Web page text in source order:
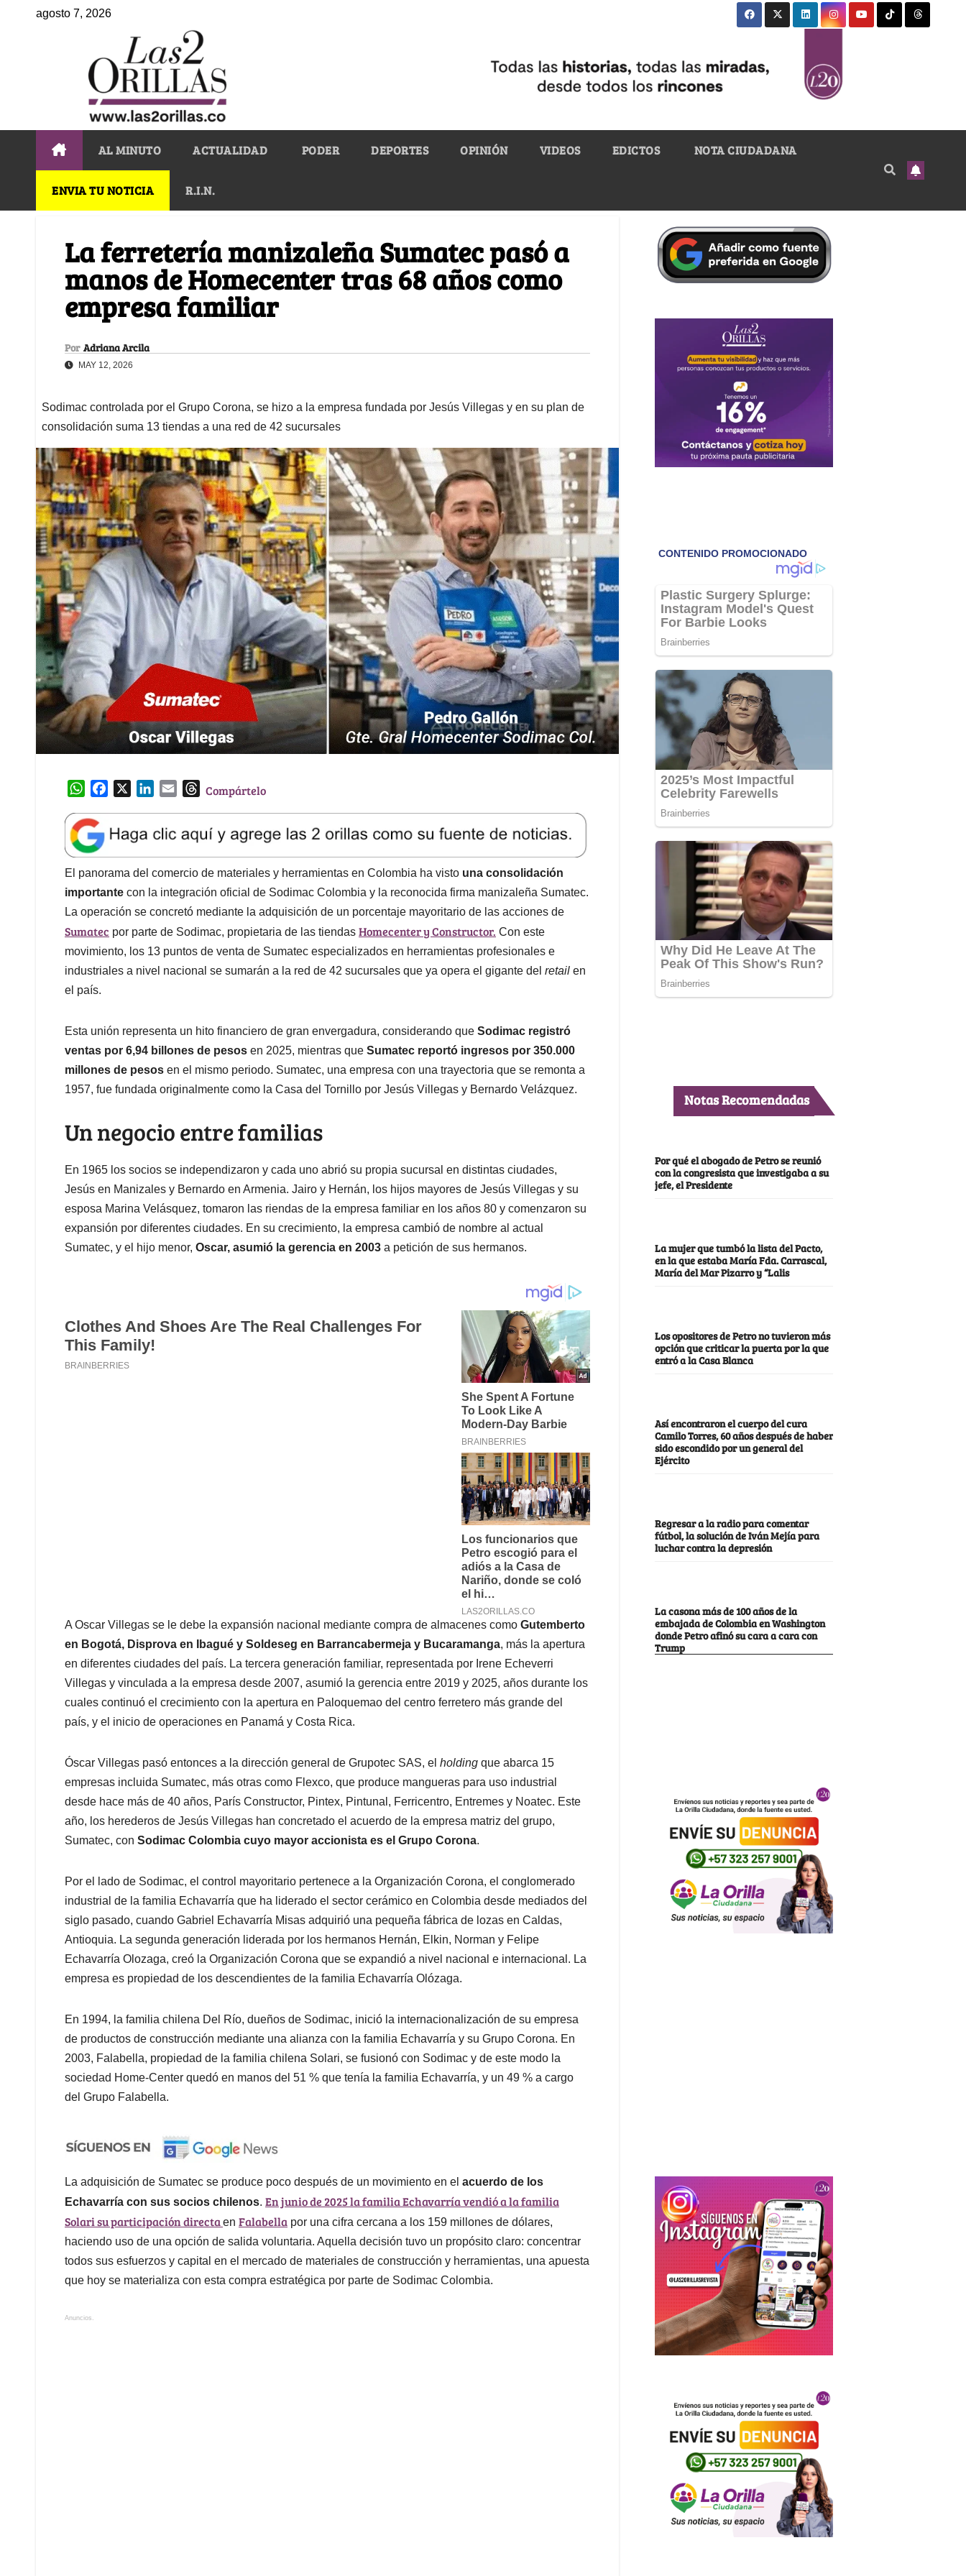
agosto 7, 2026
AL MINUTO ACTUALIDAD PODER DEPORTES OPINIÓN VIDEOS EDICTOS NOTA CIUDADANA
ENVIA TU NOTICIA R.I.N.
La ferretería manizaleña Sumatec pasó a
manos de Homecenter tras 68 años como
empresa familiar
Por Adriana Arcila
MAY 12, 2026
Sodimac controlada por el Grupo Corona, se hizo a la empresa fundada por Jesús Villegas y en su plan de
consolidación suma 13 tiendas a una red de 42 sucursales
W
a
t
s
A
p
p
e
b
o
o
k
k
e
d
I
n
l
T
e
a
d
s
Compártelo
El panorama del comercio de materiales y herramientas en Colombia ha visto una consolidación
importante con la integración oficial de Sodimac Colombia y la reconocida firma manizaleña Sumatec.
La operación se concretó mediante la adquisición de un porcentaje mayoritario de las acciones de
Sumatec por parte de Sodimac, propietaria de las tiendas Homecenter y Constructor. Con este
movimiento, los 13 puntos de venta de Sumatec especializados en herramientas profesionales e
industriales a nivel nacional se sumarán a la red de 42 sucursales que ya opera el gigante del retail en
el país.
Esta unión representa un hito financiero de gran envergadura, considerando que Sodimac registró
ventas por 6,94 billones de pesos en 2025, mientras que Sumatec reportó ingresos por 350.000
millones de pesos en el mismo periodo. Sumatec, una empresa con una trayectoria que se remonta a
1957, fue fundada originalmente como la Casa del Tornillo por Jesús Villegas y Bernardo Velázquez.
Un negocio entre familias
En 1965 los socios se independizaron y cada uno abrió su propia sucursal en distintas ciudades,
Jesús en Manizales y Bernardo en Armenia. Jairo y Hernán, los hijos mayores de Jesús Villegas y su
esposa Marina Velásquez, tomaron las riendas de la empresa familiar en los años 80 y comenzaron su
expansión por diferentes ciudades. En su crecimiento, la empresa cambió de nombre al actual
Sumatec, y el hijo menor, Oscar, asumió la gerencia en 2003 a petición de sus hermanos.
A Oscar Villegas se le debe la expansión nacional mediante compra de almacenes como Gutemberto
en Bogotá, Disprova en Ibagué y Soldeseg en Barrancabermeja y Bucaramanga, más la apertura
en diferentes ciudades del país. La tercera generación familiar, representada por Irene Echeverri
Villegas y vinculada a la empresa desde 2007, asumió la gerencia entre 2019 y 2025, años durante los
cuales continuó el crecimiento con la apertura en Paloquemao del centro ferretero más grande del
país, y el inicio de operaciones en Panamá y Costa Rica.
Óscar Villegas pasó entonces a la dirección general de Grupotec SAS, el holding que abarca 15
empresas incluida Sumatec, más otras como Flexco, que produce mangueras para uso industrial
desde hace más de 40 años, París Constructor, Pintex, Pintunal, Ferricentro, Entremes y Noatec. Este
año, los herederos de Jesús Villegas han concretado el acuerdo de la empresa matriz del grupo,
Sumatec, con Sodimac Colombia cuyo mayor accionista es el Grupo Corona.
Por el lado de Sodimac, el control mayoritario pertenece a la Organización Corona, el conglomerado
industrial de la familia Echavarría que ha liderado el sector cerámico en Colombia desde mediados del
siglo pasado, cuando Gabriel Echavarría Misas adquirió una pequeña fábrica de lozas en Caldas,
Antioquia. La segunda generación liderada por los hermanos Hernán, Elkin, Norman y Felipe
Echavarría Olozaga, creó la Organización Corona que se expandió a nivel nacional e internacional. La
empresa es propiedad de los descendientes de la familia Echavarría Olózaga.
En 1994, la familia chilena Del Río, dueños de Sodimac, inició la internacionalización de su empresa
de productos de construcción mediante una alianza con la familia Echavarría y su Grupo Corona. En
2003, Falabella, propiedad de la familia chilena Solari, se fusionó con Sodimac y de este modo la
sociedad Home-Center quedó en manos del 51 % que tenía la familia Echavarría, y un 49 % a cargo
del Grupo Falabella.
La adquisición de Sumatec se produce poco después de un movimiento en el acuerdo de los
Echavarría con sus socios chilenos. En junio de 2025 la familia Echavarría vendió a la familia
Solari su participación directaen Falabella por una cifra cercana a los 159 millones de dólares,
haciendo uso de una opción de salida voluntaria. Aquella decisión tuvo un propósito claro: concentrar
todos sus esfuerzos y capital en el mercado de materiales de construcción y herramientas, una apuesta
que hoy se materializa con esta compra estratégica por parte de Sodimac Colombia.
Anuncios.
Notas Recomendadas
Por qué el abogado de Petro se reunió
con la congresista que investigaba a su
jefe, el Presidente
La mujer que tumbó la lista del Pacto,
en la que estaba María Fda. Carrascal,
María del Mar Pizarro y “Lalis
Los opositores de Petro no tuvieron más
opción que criticar la puerta por la que
entró a la Casa Blanca
Así encontraron el cuerpo del cura
Camilo Torres, 60 años después de haber
sido escondido por un general del
Ejército
Regresar a la radio para comentar
fútbol, la solución de Iván Mejía para
luchar contra la depresión
La casona más de 100 años de la
embajada de Colombia en Washington
donde Petro afinó su cara a cara con
Trump